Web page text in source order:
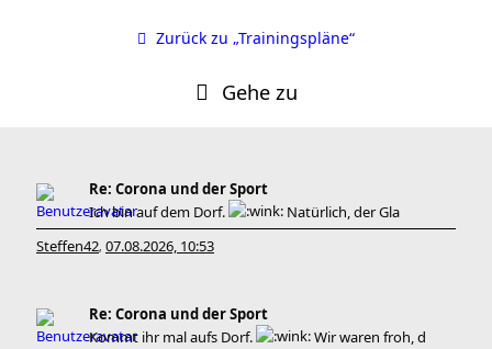
Zurück zu „Trainingspläne“
Gehe zu
Re: Corona und der Sport
Ich bin auf dem Dorf.
Natürlich, der Gla
Steffen42, 07.08.2026, 10:53
Re: Corona und der Sport
Kommt ihr mal aufs Dorf.
Wir waren froh, d